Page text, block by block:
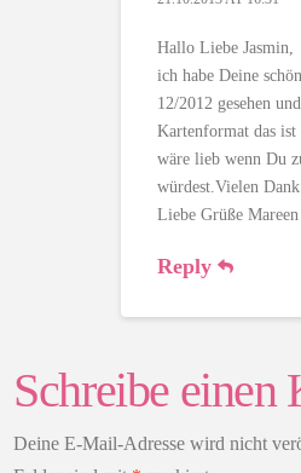
Hallo Liebe Jasmin,
ich habe Deine
12/2012 gesehen
Kartenformat das ist
wäre lieb wenn Du
würdest.Vielen Dank
Liebe Grüße Mareen
Reply
Schreibe einen
Deine E-Mail-Adresse wird nicht